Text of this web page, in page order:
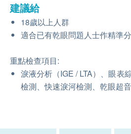
建議給
18歲以上人群
適合已有乾眼問題人士作精準
重點檢查項目:
淚液分析（IGE / LTA）、眼表
檢測、快速淚河檢測、乾眼超